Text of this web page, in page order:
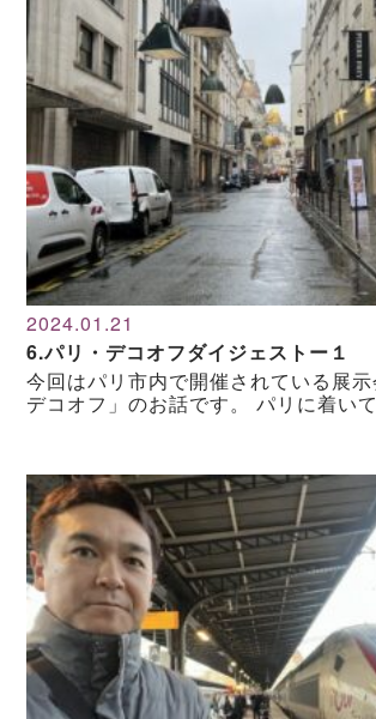
2024.01.21
6.パリ・デコオフダイジェストー１
今回はパリ市内で開催されている展示
デコオフ」のお話です。 パリに着い